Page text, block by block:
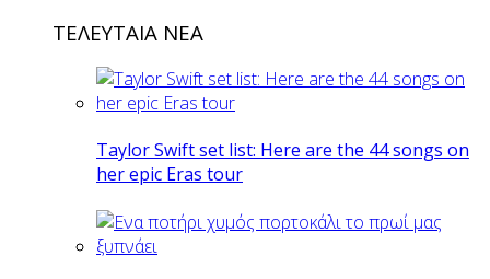
ΤΕΛΕΥΤΑΙΑ ΝΕΑ
Taylor Swift set list: Here are the 44 songs on
her epic Eras tour